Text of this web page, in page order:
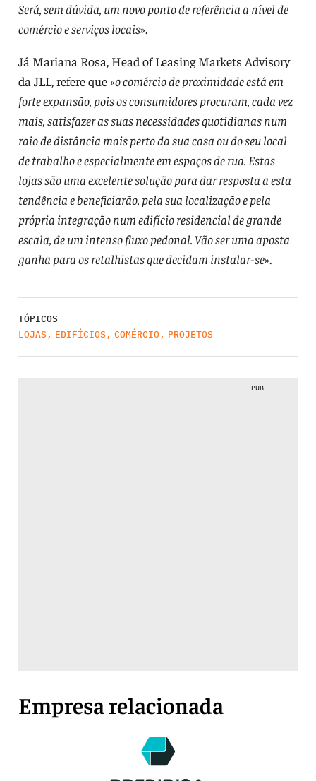
Será, sem dúvida, um novo ponto de referência a nível de
comércio e serviços locais».
Já Mariana Rosa, Head of Leasing Markets Advisory
da JLL, refere que «o comércio de proximidade está em
forte expansão, pois os consumidores procuram, cada vez
mais, satisfazer as suas necessidades quotidianas num
raio de distância mais perto da sua casa ou do seu local
de trabalho e especialmente em espaços de rua. Estas
lojas são uma excelente solução para dar resposta a esta
tendência e beneficiarão, pela sua localização e pela
própria integração num edifício residencial de grande
escala, de um intenso fluxo pedonal. Vão ser uma aposta
ganha para os retalhistas que decidam instalar-se».
TÓPICOS
LOJAS , EDIFÍCIOS , COMÉRCIO, PROJETOS
PUB
Empresa relacionada